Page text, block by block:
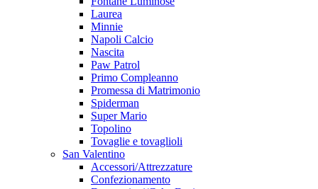
Laurea
Minnie
Napoli Calcio
Nascita
Paw Patrol
Primo Compleanno
Promessa di Matrimonio
Spiderman
Super Mario
Topolino
Tovaglie e tovaglioli
San Valentino
Accessori/Attrezzature
Confezionamento